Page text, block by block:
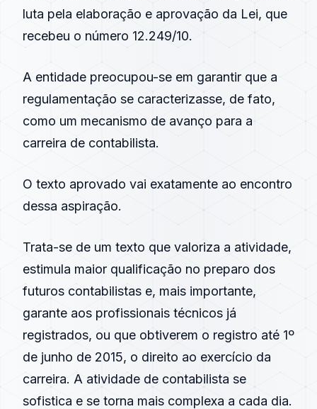
luta pela elaboração e aprovação da Lei, que
recebeu o número 12.249/10.
A entidade preocupou-se em garantir que a
regulamentação se caracterizasse, de fato,
como um mecanismo de avanço para a
carreira de contabilista.
O texto aprovado vai exatamente ao encontro
dessa aspiração.
Trata-se de um texto que valoriza a atividade,
estimula maior qualificação no preparo dos
futuros contabilistas e, mais importante,
garante aos profissionais técnicos já
registrados, ou que obtiverem o registro até 1º
de junho de 2015, o direito ao exercício da
carreira. A atividade de contabilista se
sofistica e se torna mais complexa a cada dia.